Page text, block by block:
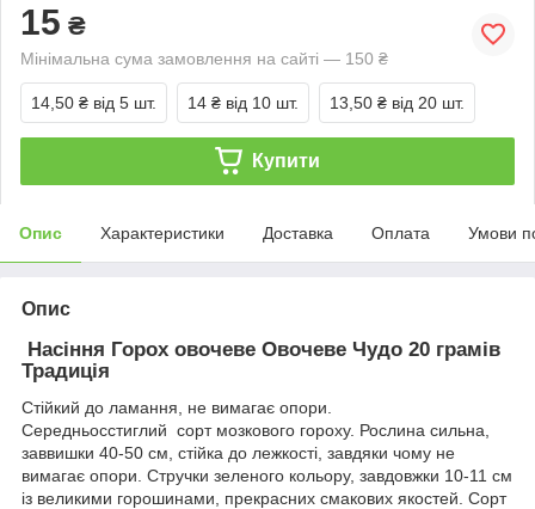
15 ₴
Мінімальна сума замовлення на сайті — 150 ₴
14,50 ₴ від 5 шт. 14 ₴ від 10 шт. 13,50 ₴ від 20 шт.
Купити
Опис Характеристики Доставка Оплата Умови
Опис
Насіння Горох овочеве Овочеве Чудо 20 грамів
Традиція
Стійкий до ламання, не вимагає опори.
Середньосстиглий сорт мозкового гороху. Рослина сильна,
заввишки 40-50 см, стійка до лежкості, завдяки чому не
вимагає опори. Стручки зеленого кольору, завдовжки 10-11 см
із великими горошинами, прекрасних смакових якостей. Сорт